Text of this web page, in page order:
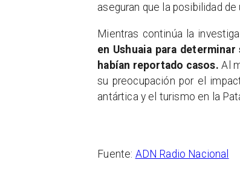
aseguran que la posibilidad
Mientras continúa la
en Ushuaia para
habían reportado casos. Al
su preocupación por el
antártica y el turismo en la
Fuente: ADN Radio Nacional